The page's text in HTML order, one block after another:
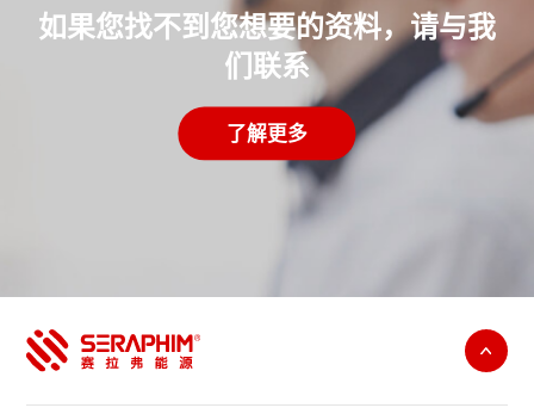
如果您找不到您想要的资料，请与我
们联系
了解更多